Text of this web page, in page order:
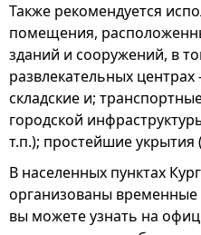
Также рекомендуется
помещения,
зданий и сооружений, в
развлекательных
складские и;
городской
т.п.); простейшие укрытия
В населенных пунктах
организованы временные
вы можете узнать на